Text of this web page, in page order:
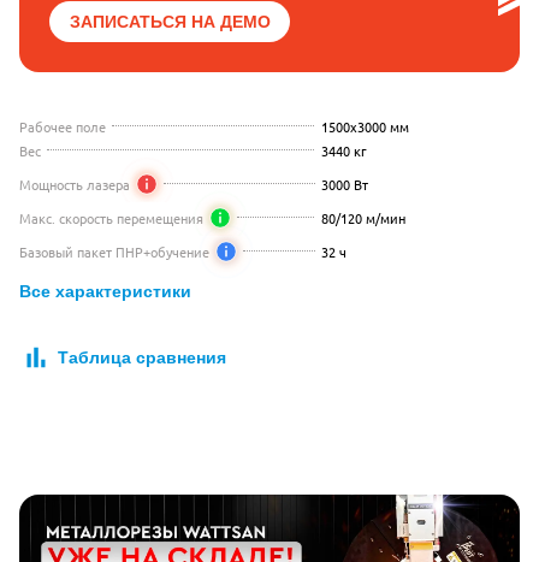
Рабочее поле
1500x3000 мм
Вес
3440 кг
Мощность лазера
3000 Вт
Макс. скорость перемещения
80/120 м/мин
Базовый пакет ПНР+обучение
32 ч
Все характеристики
Таблица сравнения
ЗАПИСАТЬСЯ НА ДЕМО